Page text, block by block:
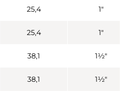
25,4 1"
25,4 1"
38,1 1½"
38,1 1½"